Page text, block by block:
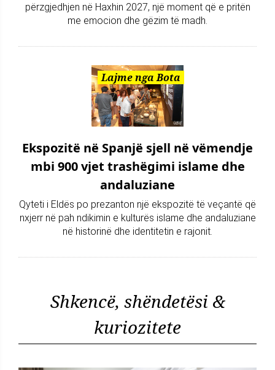
përzgjedhjen në Haxhin 2027, një moment që e pritën
me emocion dhe gëzim të madh.
Lajme nga Bota
Ekspozitë në Spanjë sjell në vëmendje
mbi 900 vjet trashëgimi islame dhe
andaluziane
Qyteti i Eldës po prezanton një ekspozitë të veçantë që
nxjerr në pah ndikimin e kulturës islame dhe andaluziane
në historinë dhe identitetin e rajonit.
Shkencë, shëndetësi &
kuriozitete